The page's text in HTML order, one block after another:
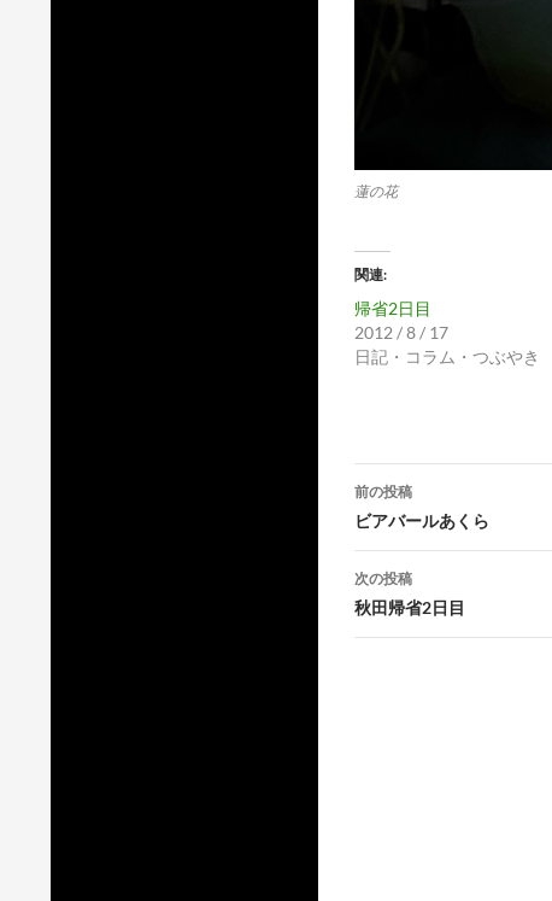
蓮の花
関連
帰省2日目
2012 / 8 / 17
日記・コラム・つぶやき
投
稿
ナ
ビ
ゲ
前の投稿
ビアバールあくら
次の投稿
秋田帰省2日目